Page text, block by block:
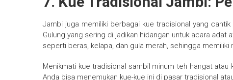
Jambi juga memiliki berbagai kue tradisional yang
Gulung yang sering di jadikan hidangan untuk acara adat
seperti beras, kelapa, dan gula merah, sehingga
Menikmati kue tradisional sambil minum teh hangat
Anda bisa menemukan kue-kue ini di pasar tradisional